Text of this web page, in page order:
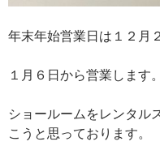
年末年始営業日は１２月
１月６日から営業します。
ショールームをレンタル
こうと思っております。